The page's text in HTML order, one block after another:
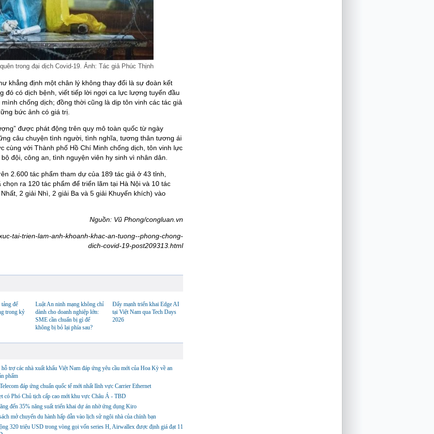
trong đại dịch Covid-19. Ảnh: Tác giả Phúc Thịnh
khẳng định một chân lý không thay đổi là sự đoàn kết
đó có dịch bệnh, viết tiếp lời ngợi ca lực lượng tuyến đầu
chống dịch; đồng thời cũng là dịp tôn vinh các tác giả
bức ảnh có giá trị.
được phát động trên quy mô toàn quốc từ ngày
câu chuyện tình người, tình nghĩa, tương thân tương ái
cùng với Thành phố Hồ Chí Minh chống dịch, tôn vinh lực
đội, công an, tình nguyện viên hy sinh vì nhân dân.
2.600 tác phẩm tham dự của 189 tác giả ở 43 tỉnh,
ra 120 tác phẩm để triển lãm tại Hà Nội và 10 tác
2 giải Nhì, 2 giải Ba và 5 giải Khuyến khích) vào
Nguồn: Vũ Phong/congluan.vn
tai-trien-lam-anh-khoanh-khac-an-tuong--phong-chong-
dich-covid-19-post209313.html
để
trong kỷ
Luật An ninh mạng không chỉ
dành cho doanh nghiệp lớn:
SME cần chuẩn bị gì để
không bị bỏ lại phía sau?
Đẩy mạnh triển khai Edge AI
tại Việt Nam qua Tech Days
2026
hỗ trợ các nhà xuất khẩu Việt Nam đáp ứng yêu cầu mới của Hoa Kỳ về an
phẩm
đáp ứng chuẩn quốc tế mới nhất lĩnh vực Carrier Ethernet
có Phó Chủ tịch cấp cao mới khu vực Châu Á - TBD
đến 35% năng suất triển khai dự án nhờ ứng dụng Kiro
mở chuyến du hành hấp dẫn vào lịch sử ngôi nhà của chính bạn
320 triệu USD trong vòng gọi vốn series H, Airwallex được định giá đạt 11